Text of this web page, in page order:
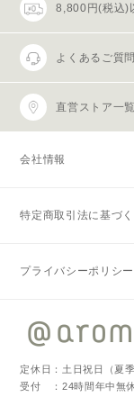
8,800円(税込)
よくあるご質問
直営ストア一覧
会社情報
特定商取引法に基づ
プライバシーポリシー
定休日：土日祝日（夏
受付 ：24時間年中無休